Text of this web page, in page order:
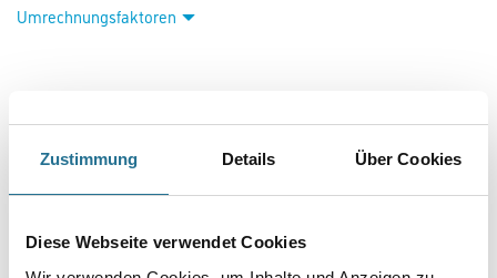
Zustimmung Details Über Cookies
Diese Webseite verwendet Cookies
Umrechnungsfaktoren
VIELLEICHT GEFÄLLT IHNEN AUCH...